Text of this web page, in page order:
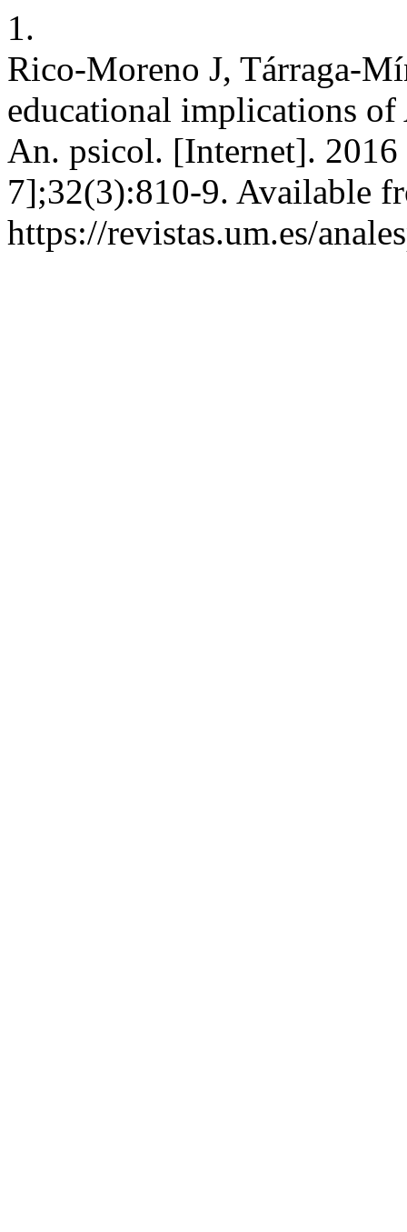
1.
Rico-Moreno J, Tárraga-
educational implications
An. psicol. [Internet].
7];32(3):810-9. Available
https://revistas.um.es/